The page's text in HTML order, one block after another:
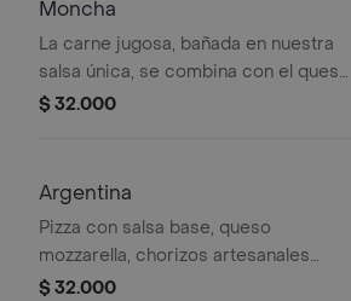
Moncha
La carne jugosa, bañada en nuestra
salsa única, se combina con el queso
cheddar fundido y la tocineta
$ 32.000
Argentina
Pizza con salsa base, queso
mozzarella, chorizos artesanales
asados y chimichurri argentino.
$ 32.000